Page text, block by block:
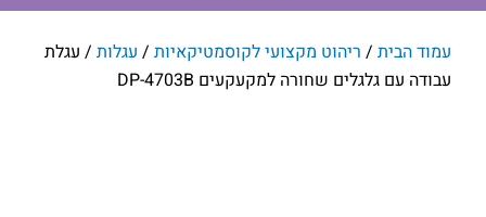
עמוד הבית / ריהוט מקצועי לקוסמטיקאיות / עגלות / עגלת
עבודה עם גלגלים שחורה למקעקעים DP-4703B